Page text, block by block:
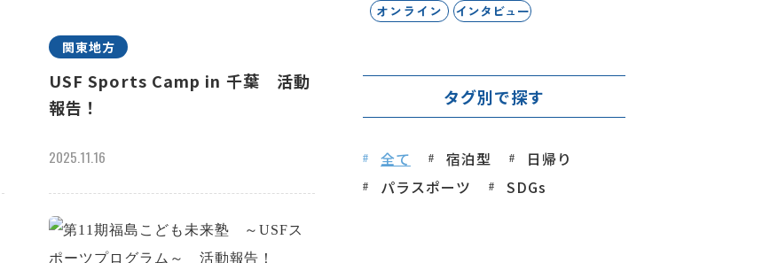
関東地方
USF Sports Camp in 千葉 活動
報告！
2025.11.16
オンライン
インタビュー
タグ別で探す
全て 宿泊型
日帰り
パラスポーツ
SDGs